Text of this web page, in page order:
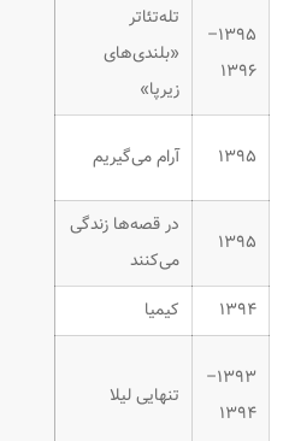
۱۳۹۵–
۱۳۹۶
تله‌تئاتر
«بلندی‌های
زیرپا»
۱۳۹۵ آرام می‌گیریم
۱۳۹۵
در قصه‌ها زندگی
می‌کنند
۱۳۹۴ کیمیا
۱۳۹۳–
۱۳۹۴
تنهایی لیلا